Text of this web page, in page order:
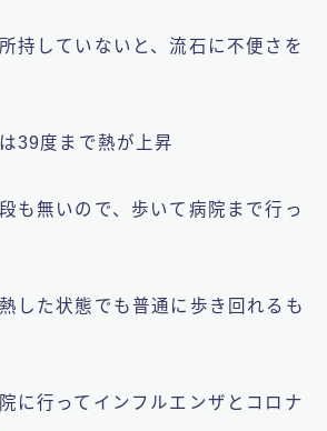
持していないと、流石に不便さを
39度まで熱が上昇
も無いので、歩いて病院まで行っ
した状態でも普通に歩き回れるも
に行ってインフルエンザとコロナ